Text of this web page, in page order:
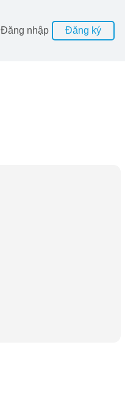
Đăng nhập Đăng ký